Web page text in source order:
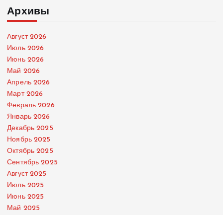
Архивы
Август 2026
Июль 2026
Июнь 2026
Май 2026
Апрель 2026
Март 2026
Февраль 2026
Январь 2026
Декабрь 2025
Ноябрь 2025
Октябрь 2025
Сентябрь 2025
Август 2025
Июль 2025
Июнь 2025
Май 2025